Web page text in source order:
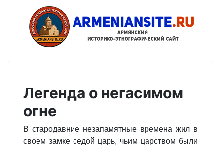
Легенда о негасимом
огне
В стародавние незапамятные времена жил в
своем замке седой царь, чьим царством были